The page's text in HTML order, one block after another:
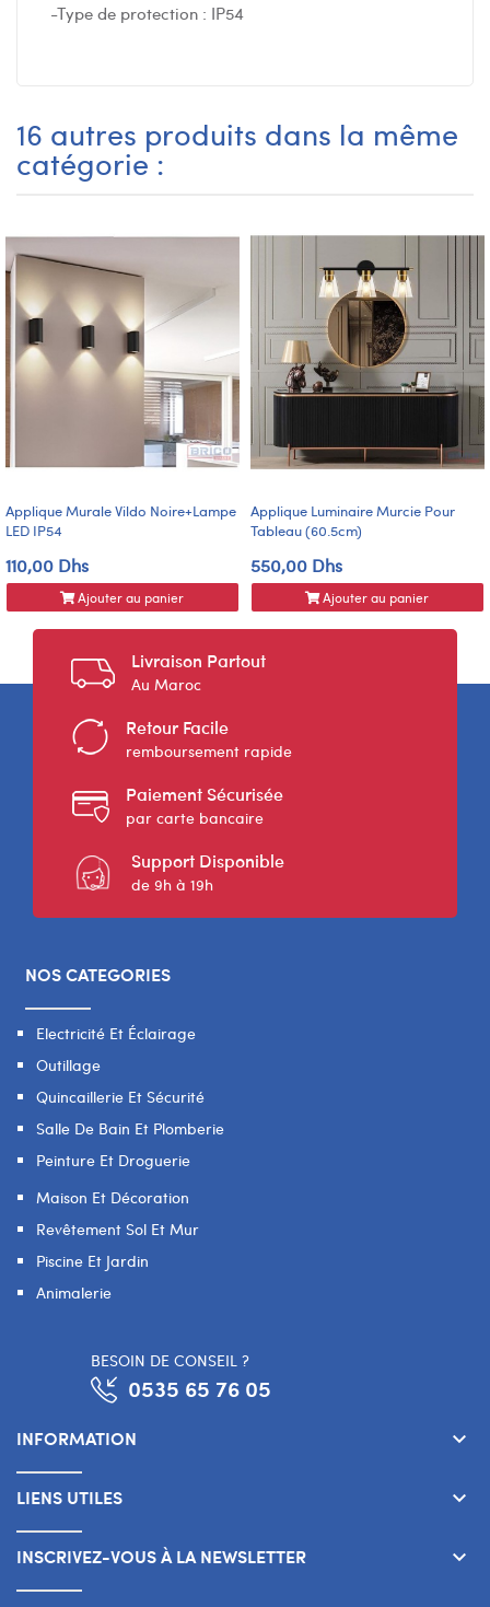
-Type de protection : IP54
16 autres produits dans la même
catégorie :
Applique Murale Vildo Noire+Lampe
LED IP54
110,00 Dhs
Ajouter au panier
Applique Luminaire Murcie Pour
Tableau (60.5cm)
550,00 Dhs
Ajouter au panier
Livraison Partout
Au Maroc
Retour Facile
remboursement rapide
Paiement Sécurisée
par carte bancaire
Support Disponible
de 9h à 19h
NOS CATEGORIES
Electricité Et Éclairage
Outillage
Quincaillerie Et Sécurité
Salle De Bain Et Plomberie
Peinture Et Droguerie
Maison Et Décoration
Revêtement Sol Et Mur
Piscine Et Jardin
Animalerie
BESOIN DE CONSEIL ?
0535 65 76 05
INFORMATION keyboard_arrow_down
LIENS UTILES keyboard_arrow_down
INSCRIVEZ-VOUS À LA NEWSLETTER keyboard_arrow_down